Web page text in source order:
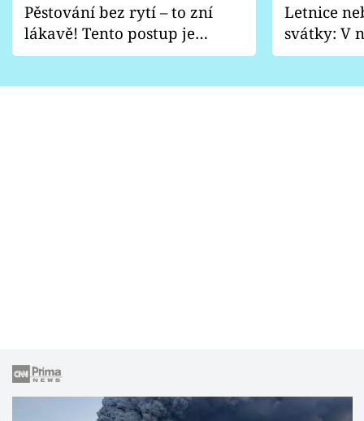
Pěstování bez rytí – to zní
lákavě! Tento postup je
vhodný jen pro některé
Letnice
svátky: V
pondělí